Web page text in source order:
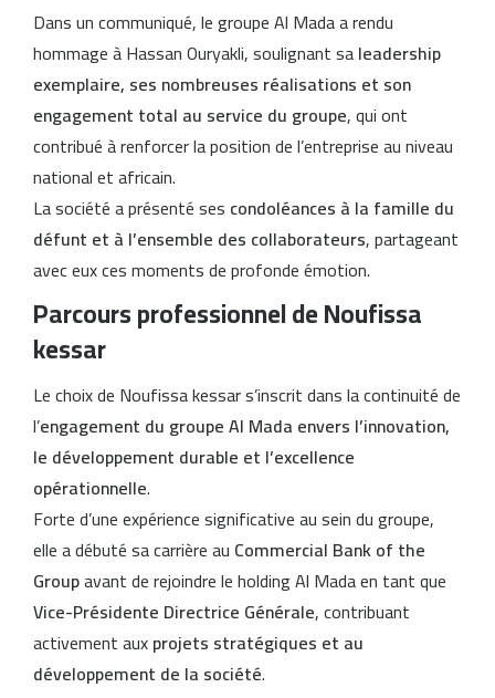
Dans un communiqué, le groupe Al Mada a rendu
hommage à Hassan Ouryakli, soulignant saleadership
exemplaire, ses nombreuses réalisations et son
engagement total au service du groupe, qui ont
contribué à renforcer la position de l’entreprise au niveau
national et africain.
La société a présenté ses condoléances à la famille du
défunt et à l’ensemble des collaborateurs, partageant
avec eux ces moments de profonde émotion.
Parcours professionnel de Noufissa
kessar
Le choix de Noufissa kessar s’inscrit dans la continuité de
l’engagement du groupe Al Mada envers l’innovation,
le développement durable et l’excellence
opérationnelle.
Forte d’une expérience significative au sein du groupe,
elle a débuté sa carrière au Commercial Bank of the
Groupavant de rejoindre le holding Al Mada en tant que
Vice-Présidente Directrice Générale, contribuant
activement auxprojets stratégiques et au
développement de la société.